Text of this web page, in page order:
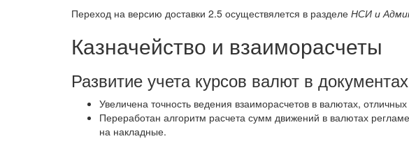
Переход на версию доставки 2.5 осуществялется в разделе НСИ и
Казначейство и взаиморасчеты
Развитие учета курсов валют в документах
Увеличена точность ведения взаиморасчетов в валютах,
Переработан алгоритм расчета сумм движений в валютах
на накладные.